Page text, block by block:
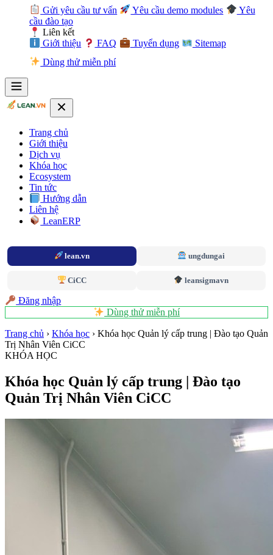
Gửi yêu cầu tư vấn
Yêu cầu demo modules
Yêu
cầu đào tạo
Liên kết
Giới thiệu
FAQ Tuyển dụng
Sitemap
Dùng thử miễn phí
Trang chủ
Giới thiệu
Dịch vụ
Khóa học
Ecosystem
Tin tức
Hướng dẫn
Liên hệ
LeanERP
lean.vn ungdungai
CiCC leansigmavn
Đăng nhập
Dùng thử miễn phí
Trang chủ › Khóa học › Khóa học Quản lý cấp trung | Đào tạo Quản
Trị Nhân Viên CiCC
KHÓA HỌC
Khóa học Quản lý cấp trung | Đào tạo
Quản Trị Nhân Viên CiCC